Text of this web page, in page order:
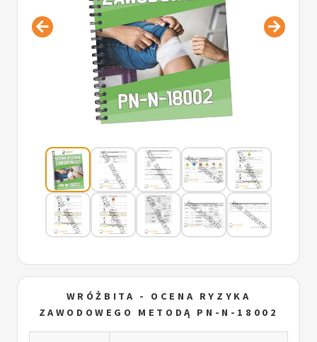
WRÓŻBITA - OCENA RYZYKA
ZAWODOWEGO METODĄ PN-N-18002